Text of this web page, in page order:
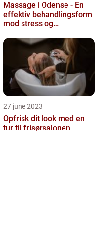
Massage i Odense - En
effektiv behandlingsform
mod stress og
27 june 2023
Opfrisk dit look med en
tur til frisørsalonen